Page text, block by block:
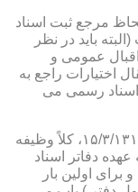
از لحاظ مرجع ثبت اسناد
باید در نظر
شدن به سال ۱۳۱۶ شاهد اقبال عمومی و
اختیارات راجع به
اسناد رسمی می
با وضع قانون دفاتر اسناد رسمی در مورخه ۱۵/۳/۱۳۱۶، كلاً وظیفه
دفاتر اسناد
اولین بار